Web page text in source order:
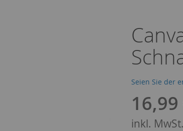
Seien Sie der
16,99
inkl.